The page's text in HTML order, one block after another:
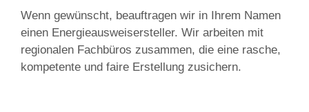
Wenn gewünscht, beauftragen wir in Ihrem Namen
einen Energieausweisersteller. Wir arbeiten mit
regionalen Fachbüros zusammen, die eine rasche,
kompetente und faire Erstellung zusichern.